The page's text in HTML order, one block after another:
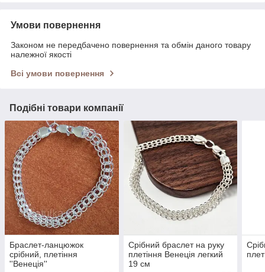
Умови повернення
Законом не передбачено повернення та обмін даного товару
належної якості
Всі умови повернення
Подібні товари компанії
Браслет-ланцюжок
срібний, плетіння
''Венеція''
Срібний браслет на руку
плетіння Венеція легкий
19 см